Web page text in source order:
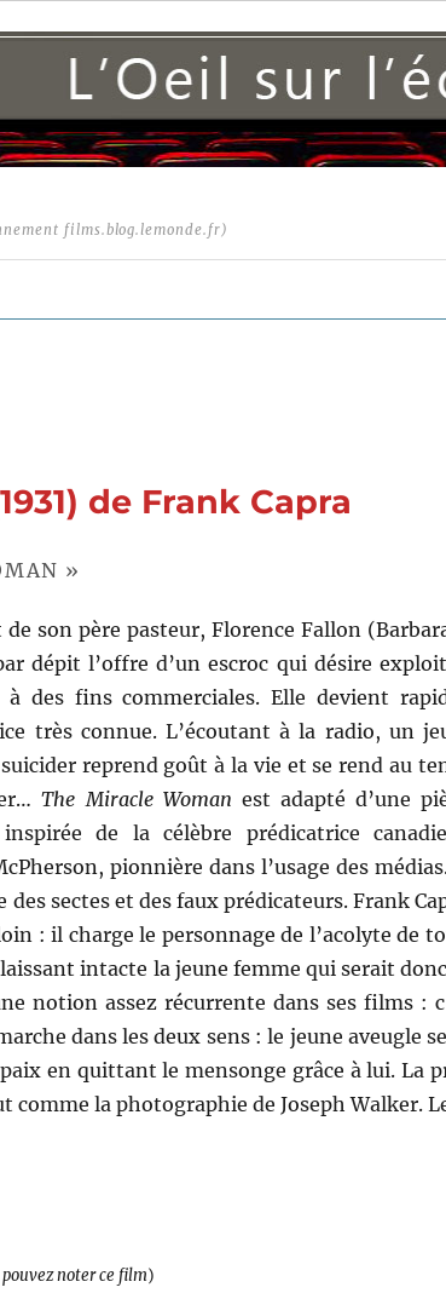
films.blog.lemonde.fr)
de Frank Capra
»
son père pasteur, Florence Fallon
dépit l’offre d’un escroc qui désire
à des fins commerciales. Elle devient
très connue. L’écoutant à la radio, un
reprend goût à la vie et se rend au
The Miracle Woman est adapté d’une
de la célèbre prédicatrice
pionnière dans l’usage des
des sectes et des faux prédicateurs. Frank
: il charge le personnage de l’acolyte de
intacte la jeune femme qui serait
notion assez récurrente dans ses films :
dans les deux sens : le jeune aveugle
en quittant le mensonge grâce à lui. La
comme la photographie de Joseph Walker.
noter ce film)